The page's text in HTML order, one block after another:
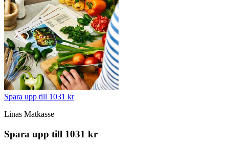
Spara upp till 1031 kr
Linas Matkasse
Spara upp till 1031 kr